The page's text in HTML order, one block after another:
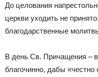
До целования
церкви уходить не
благодарственные
В день Св. Причащения –
благочинно, дабы